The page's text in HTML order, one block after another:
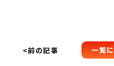
<前の記事 一覧